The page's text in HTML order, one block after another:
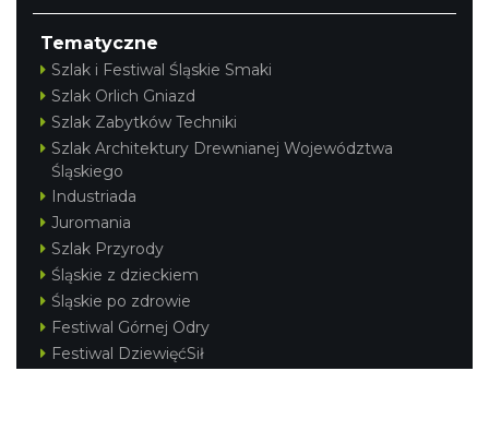
Tematyczne
Szlak i Festiwal Śląskie Smaki
Szlak Orlich Gniazd
Szlak Zabytków Techniki
Szlak Architektury Drewnianej Województwa
Śląskiego
Industriada
Juromania
Szlak Przyrody
Śląskie z dzieckiem
Śląskie po zdrowie
Festiwal Górnej Odry
Festiwal DziewięćSił